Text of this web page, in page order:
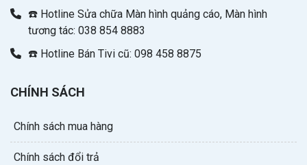
☎️ Hotline Sửa chữa Màn hình quảng cáo, Màn hình
tương tác: 038 854 8883
☎️ Hotline Bán Tivi cũ: 098 458 8875
CHÍNH SÁCH
Chính sách mua hàng
Chính sách đổi trả